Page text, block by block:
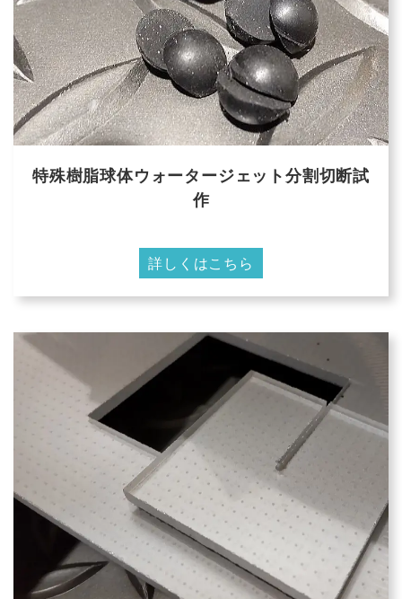
特殊樹脂球体ウォータージェット分割切断試
作
詳しくはこちら